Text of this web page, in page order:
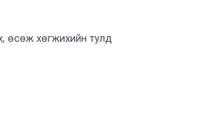
өсөж хөгжихийн тулд